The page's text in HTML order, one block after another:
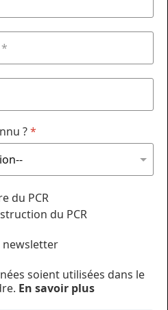
?*
du PCR
du PCR
newsletter
soient utilisées dans le
En savoir plus